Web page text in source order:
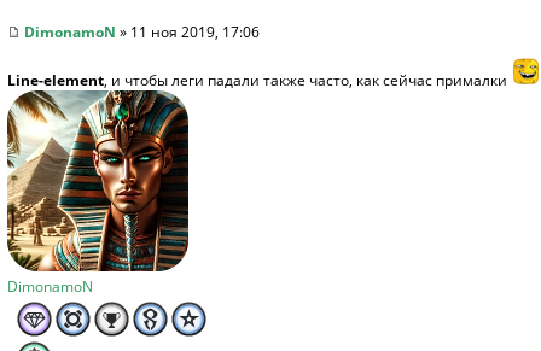
DimonamoN » 11 ноя 2019, 17:06
Line-element, и чтобы леги падали также часто, как сейчас прималки
DimonamoN